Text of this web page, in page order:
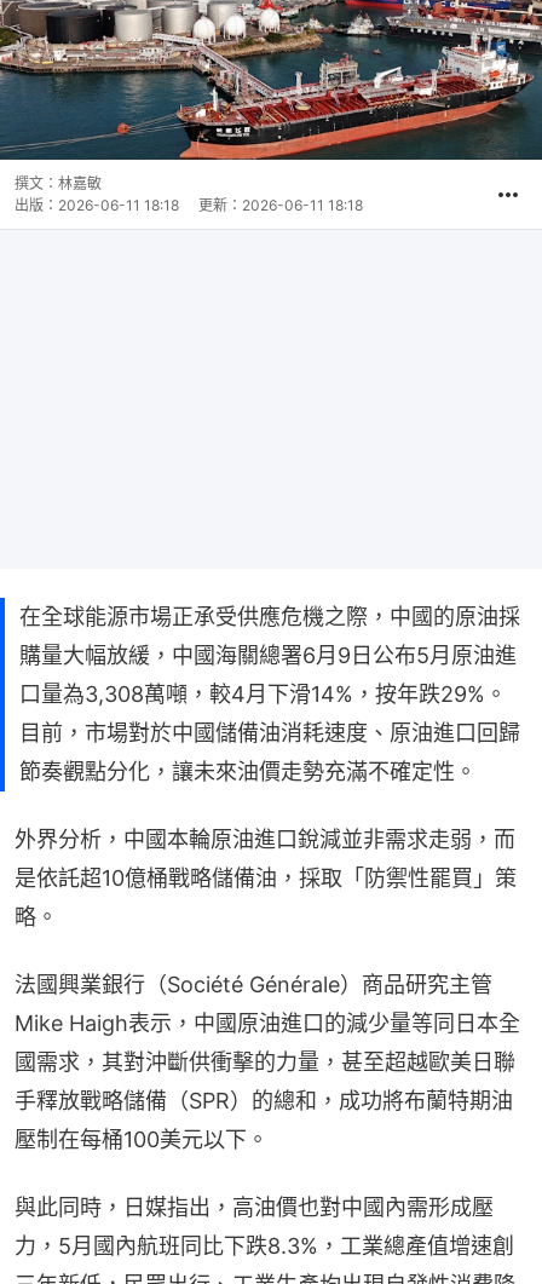
撰文： 林嘉敏
出版： 2026-06-11 18:18 更新： 2026-06-11 18:18
在全球能源市場正承受供應危機之際，中國的原油採
購量大幅放緩，中國海關總署6月9日公布5月原油進
口量為3,308萬噸，較4月下滑14%，按年跌29%。
目前，市場對於中國儲備油消耗速度、原油進口回歸
節奏觀點分化，讓未來油價走勢充滿不確定性。
外界分析，中國本輪原油進口銳減並非需求走弱，而
是依託超10億桶戰略儲備油，採取「防禦性罷買」策
略。
法國興業銀行（Société Générale）商品研究主管
Mike Haigh表示，中國原油進口的減少量等同日本全
國需求，其對沖斷供衝擊的力量，甚至超越歐美日聯
手釋放戰略儲備（SPR）的總和，成功將布蘭特期油
壓制在每桶100美元以下。
與此同時，日媒指出，高油價也對中國內需形成壓
力，5月國內航班同比下跌8.3%，工業總產值增速創